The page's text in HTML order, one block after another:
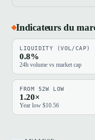
Indicateurs du
LIQUIDITY (VOL/CAP)
0.8%
24h volume vs market cap
FROM 52W LOW
1.20×
Year low $10.56